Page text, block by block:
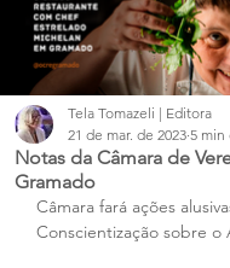
Notas da Câmara de
Gramado
Tela Tomazeli | Editora
21 de mar. de 2023 5 min
Câmara fará ações
Conscientização sobre o